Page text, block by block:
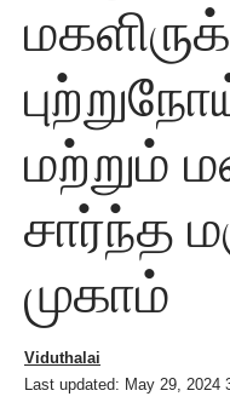
மற்றும்
சார்ந்த
முகாம்
Last updated: May 29, 2024
Viduthalai